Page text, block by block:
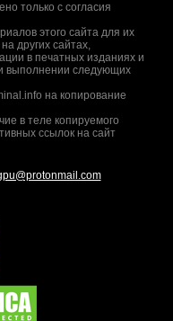
только с согласия
этого сайта для их
других сайтах,
в печатных изданиях и
выполнении следующих
на копирование
в теле копируемого
ссылок на сайт